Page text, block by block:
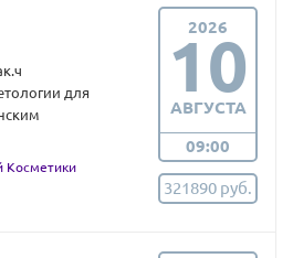
для
Косметики
2026
10
АВГУСТА
09:00
321890 руб.